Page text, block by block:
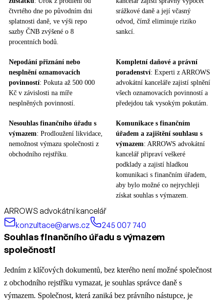
čtvrtého dne po původním dni
splatnosti daně, ve výši repo
sazby ČNB zvýšené o 8
procentních bodů​.
srážkové daně a její včasný
odvod, čímž eliminuje riziko
sankcí.
Nepodání přiznání nebo
nesplnění oznamovacích
povinností: Pokuta až 500 000
Kč v závislosti na míře
nesplněných povinností.
Kompletní daňové a právní
poradenství: Experti z ARROWS
advokátní kanceláře zajistí splnění
všech oznamovacích povinností a
předejdou tak vysokým pokutám.
Nesouhlas finančního úřadu s
výmazem: Prodloužení likvidace,
nemožnost výmazu společnosti z
obchodního rejstříku.
Komunikace s finančním
úřadem a zajištění souhlasu s
výmazem: ARROWS advokátní
kancelář připraví veškeré
podklady a zajistí hladkou
komunikaci s finančním úřadem,
aby bylo možné co nejrychleji
získat souhlas s výmazem.
ARROWS advokátní kancelář
konzultace@arws.cz
245 007 740
Souhlas finančního úřadu s výmazem
společnosti
Jedním z klíčových dokumentů, bez kterého není možné společnost
z obchodního rejstříku vymazat, je souhlas správce daně s
výmazem. Společnost, která zaniká bez právního nástupce, je